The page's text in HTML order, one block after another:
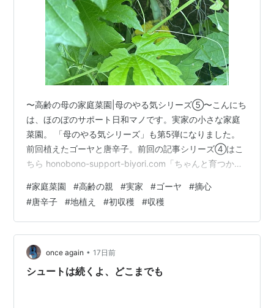
〜高齢の母の家庭菜園|母のやる気シリーズ⑤〜こんにち
は、ほのぼのサポート日和マノです。実家の小さな家庭
菜園。 「母のやる気シリーズ」も第5弾になりました。
前回植えたゴーヤと唐辛子。前回の記事シリーズ④はこ
ちら honobono-support-biyori.com「ちゃんと育つか
えていました。育ちすぎです。 ゴーヤの生命力がすごか
った 毎回見るたびに、 「また伸びてない？」と思うほど
の勢い。 ツルはぐんぐん伸び、葉っぱもどんどん増えて
いきます。私は「大成功だなぁ」なんて呑気に眺めてい
ました。ところがGoogle先生に聞いてみると、ゴーヤは
摘心…
#家庭菜園 #高齢の親 #実家 #ゴーヤ #摘心
#唐辛子 #地植え #初収穫 #収穫
once again • 17日前
シュートは続くよ、どこまでも